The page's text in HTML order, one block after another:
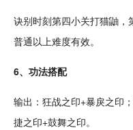
诀别时刻第四小关打猫鼬，
普通以上难度有效。
6、功法搭配
输出：狂战之印+暴戾之印
捷之印+鼓舞之印。